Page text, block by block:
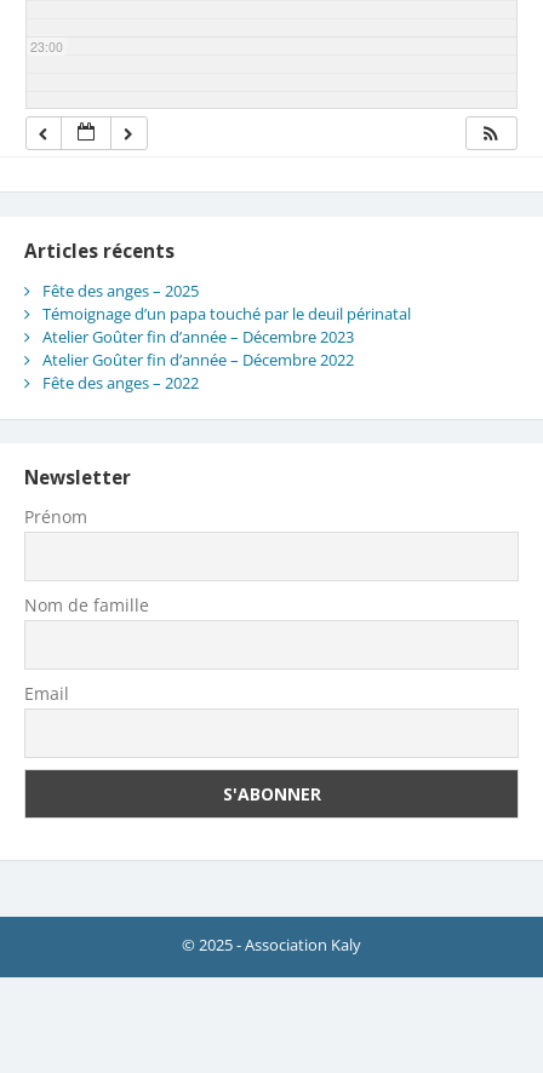
23:00
Articles récents
Fête des anges – 2025
Témoignage d’un papa touché par le deuil périnatal
Atelier Goûter fin d’année – Décembre 2023
Atelier Goûter fin d’année – Décembre 2022
Fête des anges – 2022
Newsletter
Prénom
Nom de famille
Email
© 2025 - Association Kaly